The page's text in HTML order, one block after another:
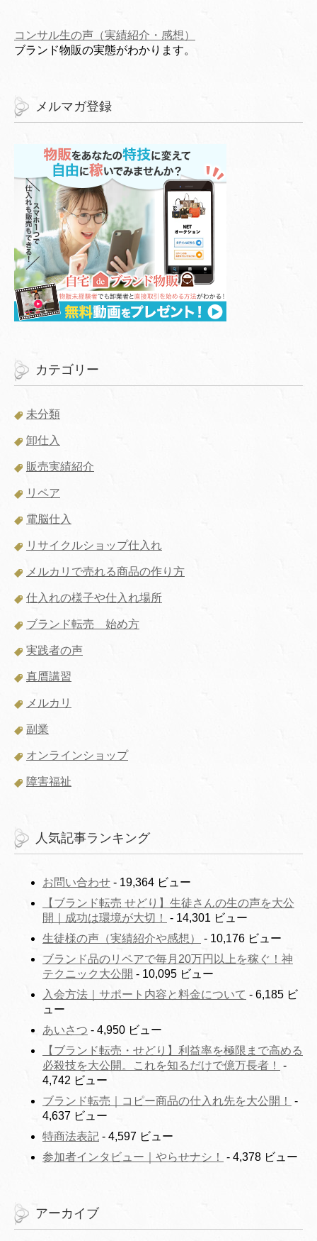
コンサル生の声（実績紹介・感想）
ブランド物販の実態がわかります。
メルマガ登録
カテゴリー
未分類
卸仕入
販売実績紹介
リペア
電脳仕入
リサイクルショップ仕入れ
メルカリで売れる商品の作り方
仕入れの様子や仕入れ場所
ブランド転売 始め方
実践者の声
真贋講習
メルカリ
副業
オンラインショップ
障害福祉
人気記事ランキング
お問い合わせ - 19,364 ビュー
【ブランド転売 せどり】生徒さんの生の声を大公
開｜成功は環境が大切！
- 14,301 ビュー
生徒様の声（実績紹介や感想）
- 10,176 ビュー
ブランド品のリペアで毎月20万円以上を稼ぐ！神
テクニック大公開 - 10,095 ビュー
入会方法｜サポート内容と料金について - 6,185 ビ
ュー
あいさつ - 4,950 ビュー
【ブランド転売・せどり】利益率を極限まで高める
必殺技を大公開。これを知るだけで億万長者！
-
4,742 ビュー
ブランド転売｜コピー商品の仕入れ先を大公開！
-
4,637 ビュー
特商法表記 - 4,597 ビュー
参加者インタビュー｜やらせナシ！
- 4,378 ビュー
アーカイブ